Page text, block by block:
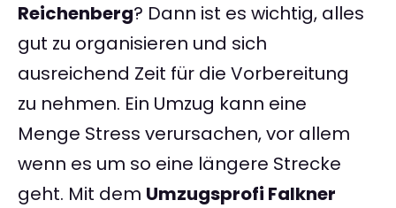
Reichenberg? Dann ist es wichtig, alles
gut zu organisieren und sich
ausreichend Zeit für die Vorbereitung
zu nehmen. Ein Umzug kann eine
Menge Stress verursachen, vor allem
wenn es um so eine längere Strecke
geht. Mit dem Umzugsprofi Falkner